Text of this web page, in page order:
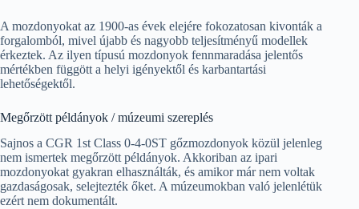
A mozdonyokat az 1900-as évek elejére fokozatosan kivonták a
forgalomból, mivel újabb és nagyobb teljesítményű modellek
érkeztek. Az ilyen típusú mozdonyok fennmaradása jelentős
mértékben függött a helyi igényektől és karbantartási
lehetőségektől.
Megőrzött példányok / múzeumi szereplés
Sajnos a CGR 1st Class 0-4-0ST gőzmozdonyok közül jelenleg
nem ismertek megőrzött példányok. Akkoriban az ipari
mozdonyokat gyakran elhasználták, és amikor már nem voltak
gazdaságosak, selejtezték őket. A múzeumokban való jelenlétük
ezért nem dokumentált.